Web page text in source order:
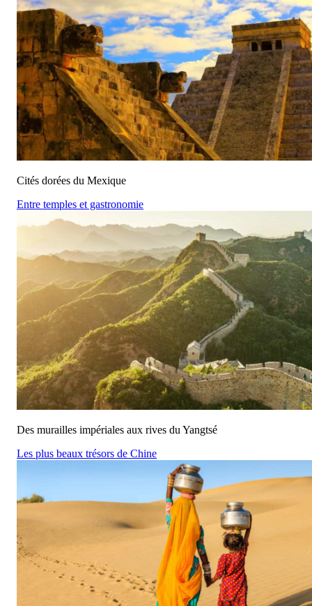
Cités dorées du Mexique
Entre temples et gastronomie
Des murailles impériales aux rives du Yangtsé
Les plus beaux trésors de Chine